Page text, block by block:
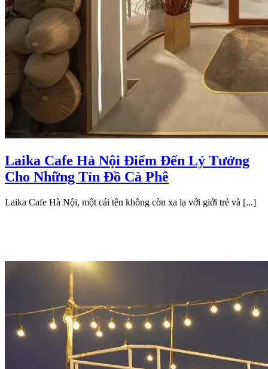
Laika Cafe Hà Nội Điểm Đến Lý Tưởng
Cho Những Tín Đồ Cà Phê
Laika Cafe Hà Nội, một cái tên không còn xa lạ với giới trẻ và [...]